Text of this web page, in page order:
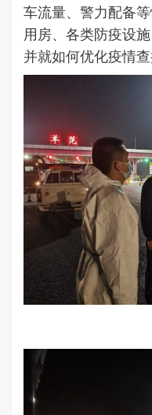
车流量、警力配备
用房、各类防疫设
并就如何优化疫情